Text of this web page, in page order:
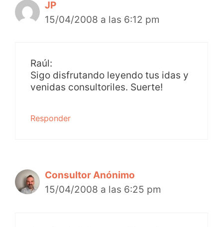
JP
15/04/2008 a las 6:12 pm
Raúl:
Sigo disfrutando leyendo tus idas y
venidas consultoriles. Suerte!
Responder
Consultor Anónimo
15/04/2008 a las 6:25 pm